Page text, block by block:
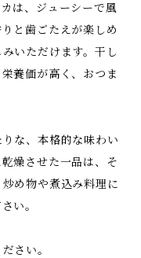
は、ジューシーで風
と歯ごたえが楽しめ
いただけます。干し
養価が高く、おつま
な、本格的な味わい
燥させた一品は、そ
め物や煮込み料理に
い。
さい。